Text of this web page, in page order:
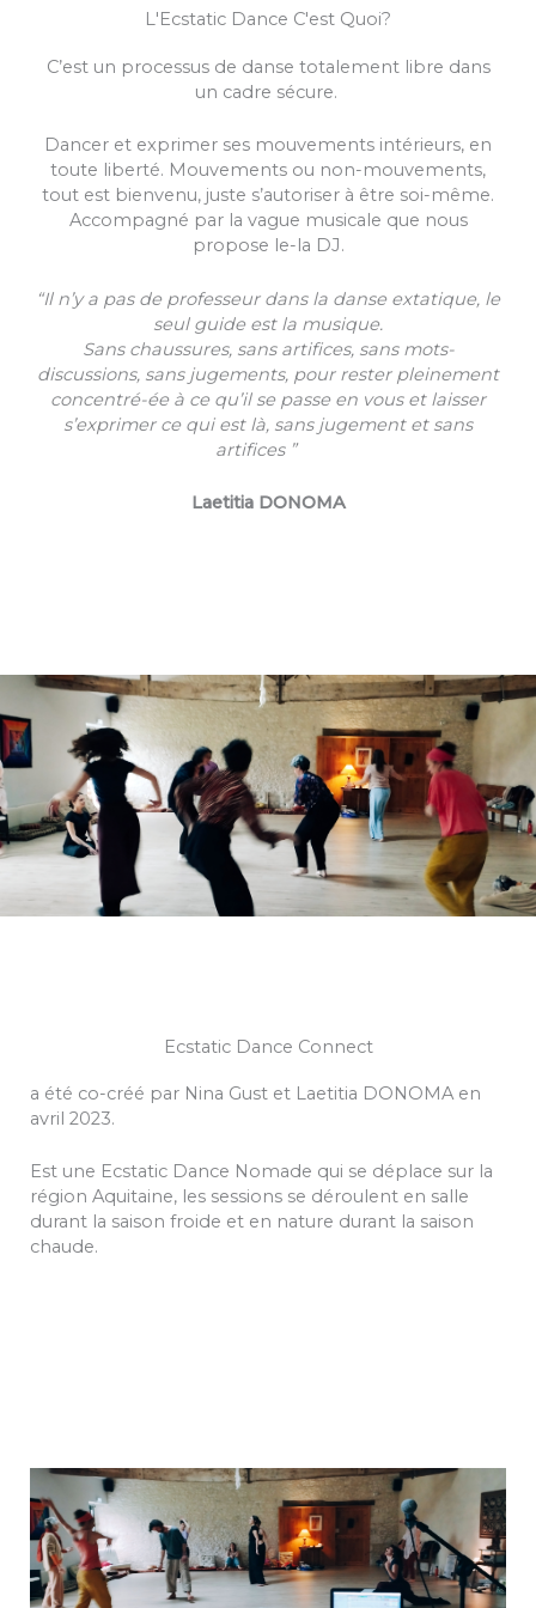
o
o
b
e
g
r
a
n
a
l
i
n
k
a
l
t
L'Ecstatic Dance C'est Quoi?
C’est un processus de danse totalement libre dans
un cadre sécure.
Dancer et exprimer ses mouvements intérieurs, en
toute liberté. Mouvements ou non-mouvements,
tout est bienvenu, juste s’autoriser à être soi-même.
Accompagné par la vague musicale que nous
propose le-la DJ.
“Il n’y a pas de professeur dans la danse extatique, le
seul guide est la musique.
Sans chaussures, sans artifices, sans mots-
discussions, sans jugements, pour rester pleinement
concentré-ée à ce qu’il se passe en vous et laisser
s’exprimer ce qui est là, sans jugement et sans
artifices ”
Laetitia DONOMA
Ecstatic Dance Connect
a été co-créé par Nina Gust et Laetitia DONOMA en
avril 2023.
Est une Ecstatic Dance Nomade qui se déplace sur la
région Aquitaine, les sessions se déroulent en salle
durant la saison froide et en nature durant la saison
chaude.